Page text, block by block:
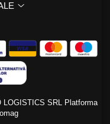
LOGISTICS SRL Platforma